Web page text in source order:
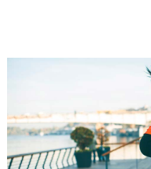
Trust Services